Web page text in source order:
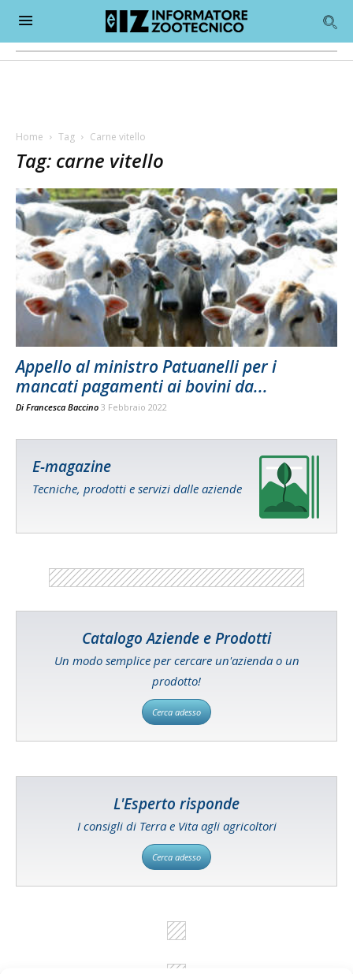
Home Tag Carne vitello
Tag: carne vitello
Appello al ministro Patuanelli per i
mancati pagamenti ai bovini da...
Di Francesca Baccino 3 Febbraio 2022
E-magazine
Tecniche, prodotti e servizi dalle aziende
Catalogo Aziende e Prodotti
Un modo semplice per cercare un'azienda o un
prodotto!
Cerca adesso
L'Esperto risponde
I consigli di Terra e Vita agli agricoltori
Cerca adesso